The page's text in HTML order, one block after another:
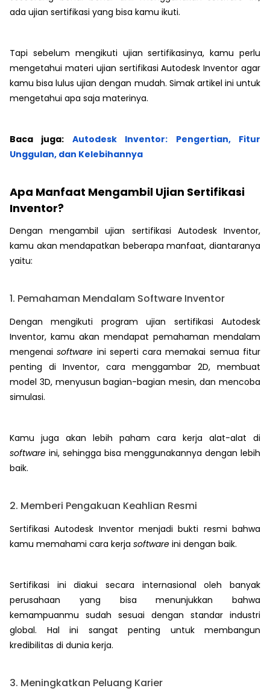
ada ujian sertifikasi yang bisa kamu ikuti.
Tapi sebelum mengikuti ujian sertifikasinya, kamu perlu
mengetahui materi ujian sertifikasi Autodesk Inventor agar
kamu bisa lulus ujian dengan mudah. Simak artikel ini untuk
mengetahui apa saja materinya.
Baca juga: Autodesk Inventor: Pengertian, Fitur
Unggulan, dan Kelebihannya
Apa Manfaat Mengambil Ujian Sertifikasi
Inventor?
Dengan mengambil ujian sertifikasi Autodesk Inventor,
kamu akan mendapatkan beberapa manfaat, diantaranya
yaitu:
1. Pemahaman Mendalam Software Inventor
Dengan mengikuti program ujian sertifikasi Autodesk
Inventor, kamu akan mendapat pemahaman mendalam
mengenaisoftware ini seperti cara memakai semua fitur
penting di Inventor, cara menggambar 2D, membuat
model 3D, menyusun bagian-bagian mesin, dan mencoba
simulasi.
Kamu juga akan lebih paham cara kerja alat-alat di
software ini, sehingga bisa menggunakannya dengan lebih
baik.
2. Memberi Pengakuan Keahlian Resmi
Sertifikasi Autodesk Inventor menjadi bukti resmi bahwa
kamu memahami cara kerja software ini dengan baik.
Sertifikasi ini diakui secara internasional oleh banyak
perusahaan yang bisa menunjukkan bahwa
kemampuanmu sudah sesuai dengan standar industri
global. Hal ini sangat penting untuk membangun
kredibilitas di dunia kerja.
3. Meningkatkan Peluang Karier